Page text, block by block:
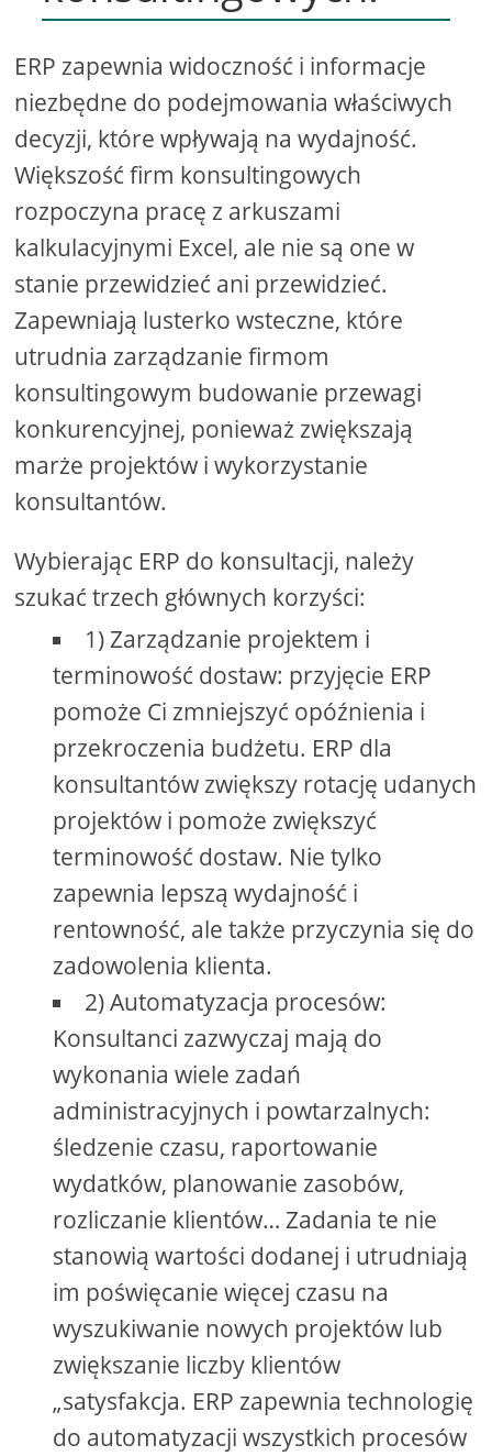
ERP zapewnia widoczność i informacje
niezbędne do podejmowania właściwych
decyzji, które wpływają na wydajność.
Większość firm konsultingowych
rozpoczyna pracę z arkuszami
kalkulacyjnymi Excel, ale nie są one w
stanie przewidzieć ani przewidzieć.
Zapewniają lusterko wsteczne, które
utrudnia zarządzanie firmom
konsultingowym budowanie przewagi
konkurencyjnej, ponieważ zwiększają
marże projektów i wykorzystanie
konsultantów.
Wybierając ERP do konsultacji, należy
szukać trzech głównych korzyści:
1) Zarządzanie projektem i
terminowość dostaw: przyjęcie ERP
pomoże Ci zmniejszyć opóźnienia i
przekroczenia budżetu. ERP dla
konsultantów zwiększy rotację udanych
projektów i pomoże zwiększyć
terminowość dostaw. Nie tylko
zapewnia lepszą wydajność i
rentowność, ale także przyczynia się do
zadowolenia klienta.
2) Automatyzacja procesów:
Konsultanci zazwyczaj mają do
wykonania wiele zadań
administracyjnych i powtarzalnych:
śledzenie czasu, raportowanie
wydatków, planowanie zasobów,
rozliczanie klientów… Zadania te nie
stanowią wartości dodanej i utrudniają
im poświęcanie więcej czasu na
wyszukiwanie nowych projektów lub
zwiększanie liczby klientów
„satysfakcja. ERP zapewnia technologię
do automatyzacji wszystkich procesów